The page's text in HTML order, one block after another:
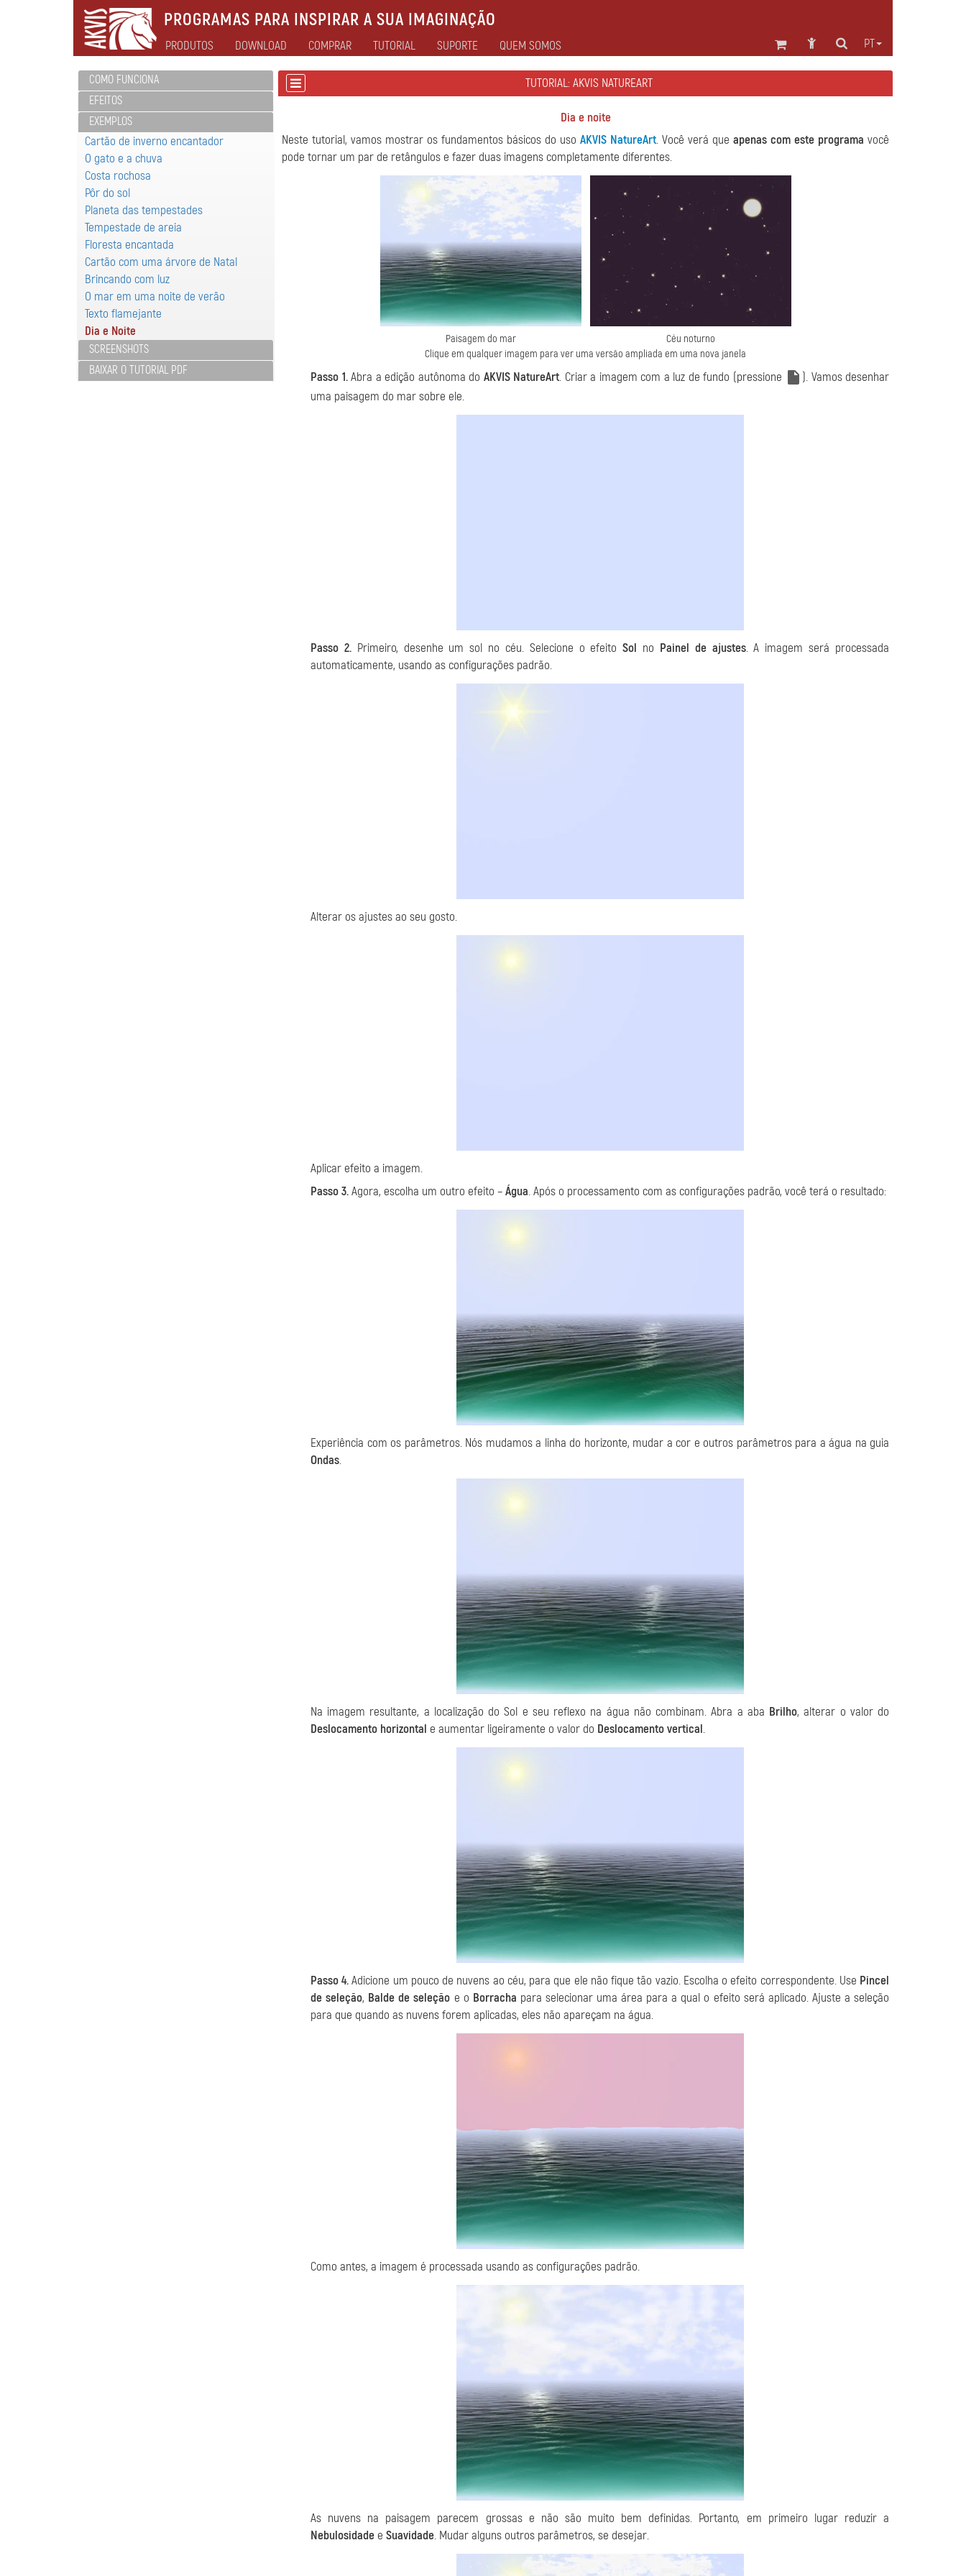
PROGRAMAS PARA INSPIRAR A SUA IMAGINAÇÃO
PT
PRODUTOS DOWNLOAD COMPRAR TUTORIAL SUPORTE QUEM SOMOS
COMO FUNCIONA
EFEITOS
EXEMPLOS
Cartão de inverno encantador
O gato e a chuva
Costa rochosa
Pôr do sol
Planeta das tempestades
Tempestade de areia
Floresta encantada
Cartão com uma árvore de Natal
Brincando com luz
O mar em uma noite de verão
Texto flamejante
Dia e Noite
SCREENSHOTS
BAIXAR O TUTORIAL PDF
TUTORIAL: AKVIS NATUREART
Dia e noite
Neste tutorial, vamos mostrar os fundamentos básicos do uso AKVIS NatureArt. Você verá que apenas com este programa você
pode tornar um par de retângulos e fazer duas imagens completamente diferentes.
Paisagem do mar
Céu noturno
Clique em qualquer imagem para ver uma versão ampliada em uma nova janela
Passo 1.Abra a edição autônoma do AKVIS NatureArt. Criar a imagem com a luz de fundo (pressione
). Vamos desenhar
uma paisagem do mar sobre ele.
Passo 2.Primeiro, desenhe um sol no céu. Selecione o efeitoSol no Painel de ajustes. A imagem será processada
automaticamente, usando as configurações padrão.
Alterar os ajustes ao seu gosto.
Aplicar efeito a imagem.
Passo 3.Agora, escolha um outro efeito –Água. Após o processamento com as configurações padrão, você terá o resultado:
Experiência com os parâmetros. Nós mudamos a linha do horizonte, mudar a cor e outros parâmetros para a água na guia
Ondas.
Na imagem resultante, a localização do Sol e seu reflexo na água não combinam. Abra a aba Brilho, alterar o valor do
Deslocamento horizontal e aumentar ligeiramente o valor do Deslocamento vertical.
Passo 4.Adicione um pouco de nuvens ao céu, para que ele não fique tão vazio. Escolha o efeito correspondente. Use Pincel
de seleção, Balde de seleção e o Borracha para selecionar uma área para a qual o efeito será aplicado. Ajuste a seleção
para que quando as nuvens forem aplicadas, eles não apareçam na água.
Como antes, a imagem é processada usando as configurações padrão.
As nuvens na paisagem parecem grossas e não são muito bem definidas. Portanto, em primeiro lugar reduzir a
Nebulosidade e Suavidade. Mudar alguns outros parâmetros, se desejar.